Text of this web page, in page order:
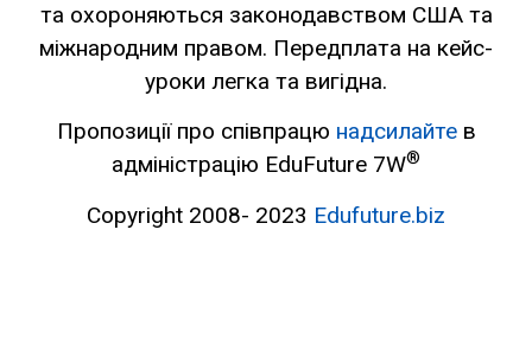
та охороняються законодавством США та
міжнародним правом. Передплата на кейс-
уроки легка та вигідна.
Пропозиції про співпрацю надсилайтев
адміністрацію EduFuture 7W®
Copyright 2008- 2023 Edufuture.biz